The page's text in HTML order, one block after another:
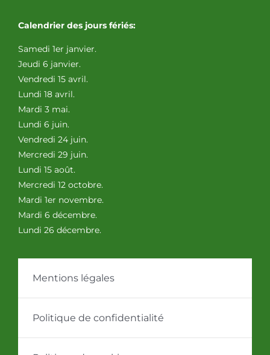
Calendrier des jours fériés:
Samedi 1er janvier.
Jeudi 6 janvier.
Vendredi 15 avril.
Lundi 18 avril.
Mardi 3 mai.
Lundi 6 juin.
Vendredi 24 juin.
Mercredi 29 juin.
Lundi 15 août.
Mercredi 12 octobre.
Mardi 1er novembre.
Mardi 6 décembre.
Lundi 26 décembre.
Mentions légales
Politique de confidentialité